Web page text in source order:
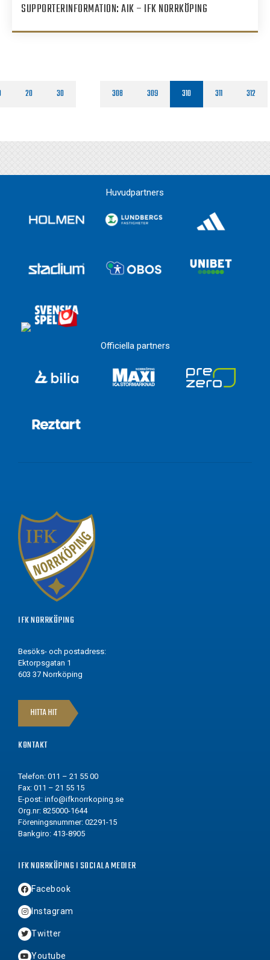
SUPPORTERINFORMATION: AIK – IFK NORRKÖPING
20 30 308 309 310 311 312
Huvudpartners
Officiella partners
IFK NORRKÖPING
Besöks- och postadress:
Ektorpsgatan 1
603 37 Norrköping
HITTA HIT
KONTAKT
Telefon: 011 – 21 55 00
Fax: 011 – 21 55 15
E-post: info@ifknorrkoping.se
Org.nr: 825000-1644
Föreningsnummer: 02291-15
Bankgiro: 413-8905
IFK NORRKÖPING I SOCIALA MEDIER
Facebook
Instagram
Twitter
Youtube